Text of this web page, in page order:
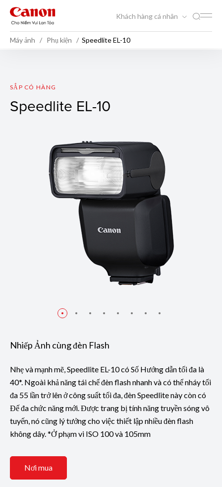
Khách hàng cá nhân
Máy ảnh Phụ kiện Speedlite EL-10
Speedlite EL-10
SẮP CÓ HÀNG
Speedlite EL-10
Nhiếp Ảnh cùng đèn Flash
Nhẹ và mạnh mẽ, Speedlite EL-10 có Số Hướng dẫn tối đa là
40*. Ngoài khả năng tái chế đèn flash nhanh và có thể nháy tối
đa 55 lần trở lên ở công suất tối đa, đèn Speedlite này còn có
Đế đa chức năng mới. Được trang bị tính năng truyền sóng vô
tuyến, nó cũng lý tưởng cho việc thiết lập nhiều đèn flash
không dây. *Ở phạm vi ISO 100 và 105mm
Nơi mua